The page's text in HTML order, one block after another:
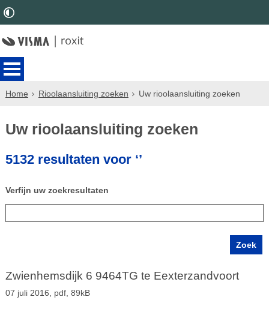
Home Rioolaansluiting zoeken Uw rioolaansluiting zoeken
Uw rioolaansluiting zoeken
5132 resultaten voor ‘’
Verfijn uw zoekresultaten
Zwienhemsdijk 6 9464TG te Eexterzandvoort
07 juli 2016, pdf, 89kB